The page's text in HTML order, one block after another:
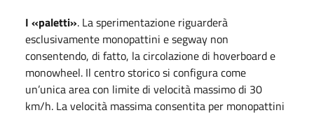
I «paletti». La sperimentazione riguarderà
esclusivamente monopattini e segway non
consentendo, di fatto, la circolazione di hoverboard e
monowheel. Il centro storico si configura come
un’unica area con limite di velocità massimo di 30
km/h. La velocità massima consentita per monopattini